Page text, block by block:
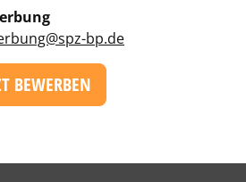
bp.de
BEWERBEN